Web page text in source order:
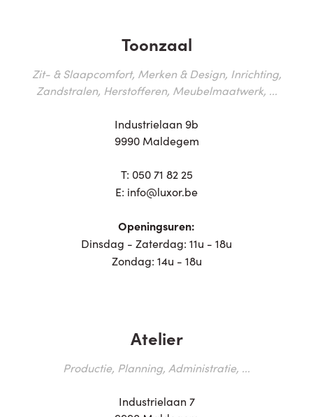
Toonzaal
Zit- & Slaapcomfort, Merken & Design, Inrichting,
Zandstralen, Herstofferen, Meubelmaatwerk, ...
Industrielaan 9b
9990 Maldegem
T: 050 71 82 25
E: info@luxor.be
Openingsuren:
Dinsdag - Zaterdag: 11u - 18u
Zondag: 14u - 18u
Atelier
Productie, Planning, Administratie, ...
Industrielaan 7